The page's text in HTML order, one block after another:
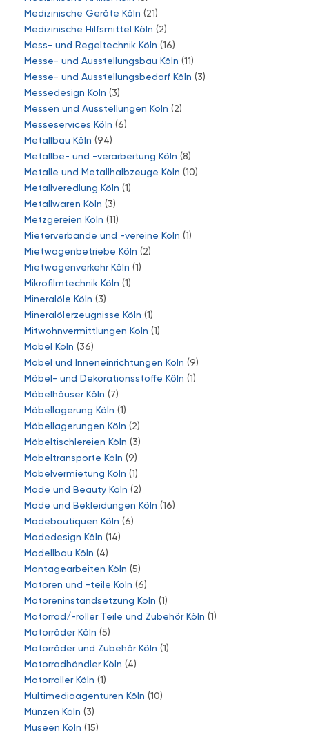
Medizinische Geräte Köln (21)
Medizinische Hilfsmittel Köln (2)
Mess- und Regeltechnik Köln (16)
Messe- und Ausstellungsbau Köln (11)
Messe- und Ausstellungsbedarf Köln (3)
Messedesign Köln (3)
Messen und Ausstellungen Köln (2)
Messeservices Köln (6)
Metallbau Köln (94)
Metallbe- und -verarbeitung Köln (8)
Metalle und Metallhalbzeuge Köln (10)
Metallveredlung Köln (1)
Metallwaren Köln (3)
Metzgereien Köln (11)
Mieterverbände und -vereine Köln (1)
Mietwagenbetriebe Köln (2)
Mietwagenverkehr Köln (1)
Mikrofilmtechnik Köln (1)
Mineralöle Köln (3)
Mineralölerzeugnisse Köln (1)
Mitwohnvermittlungen Köln (1)
Möbel Köln (36)
Möbel und Inneneinrichtungen Köln (9)
Möbel- und Dekorationsstoffe Köln (1)
Möbelhäuser Köln (7)
Möbellagerung Köln (1)
Möbellagerungen Köln (2)
Möbeltischlereien Köln (3)
Möbeltransporte Köln (9)
Möbelvermietung Köln (1)
Mode und Beauty Köln (2)
Mode und Bekleidungen Köln (16)
Modeboutiquen Köln (6)
Modedesign Köln (14)
Modellbau Köln (4)
Montagearbeiten Köln (5)
Motoren und -teile Köln (6)
Motoreninstandsetzung Köln (1)
Motorrad/-roller Teile und Zubehör Köln (1)
Motorräder Köln (5)
Motorräder und Zubehör Köln (1)
Motorradhändler Köln (4)
Motorroller Köln (1)
Multimediaagenturen Köln (10)
Münzen Köln (3)
Museen Köln (15)